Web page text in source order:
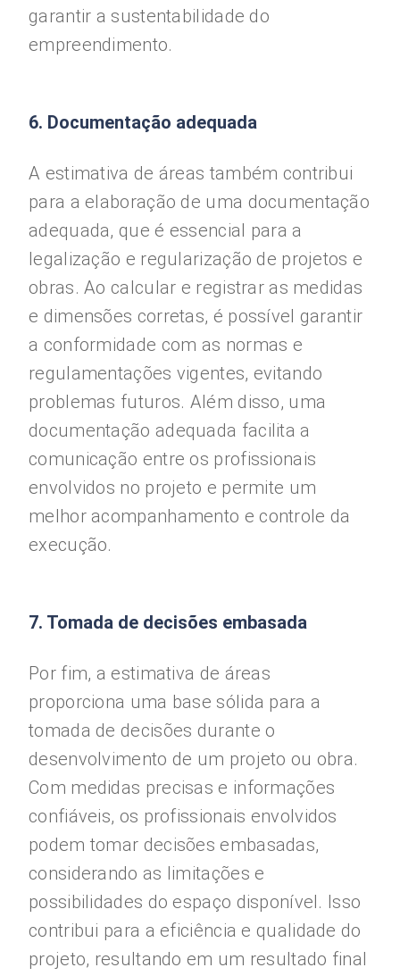
garantir a sustentabilidade do
empreendimento.
6. Documentação adequada
A estimativa de áreas também contribui
para a elaboração de uma documentação
adequada, que é essencial para a
legalização e regularização de projetos e
obras. Ao calcular e registrar as medidas
e dimensões corretas, é possível garantir
a conformidade com as normas e
regulamentações vigentes, evitando
problemas futuros. Além disso, uma
documentação adequada facilita a
comunicação entre os profissionais
envolvidos no projeto e permite um
melhor acompanhamento e controle da
execução.
7. Tomada de decisões embasada
Por fim, a estimativa de áreas
proporciona uma base sólida para a
tomada de decisões durante o
desenvolvimento de um projeto ou obra.
Com medidas precisas e informações
confiáveis, os profissionais envolvidos
podem tomar decisões embasadas,
considerando as limitações e
possibilidades do espaço disponível. Isso
contribui para a eficiência e qualidade do
projeto, resultando em um resultado final